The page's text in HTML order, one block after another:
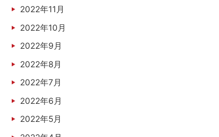
2022年11月
2022年10月
2022年9月
2022年8月
2022年7月
2022年6月
2022年5月